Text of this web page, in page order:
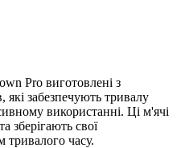
Pro виготовлені з
які забезпечують тривалу
використанні. Ці м'ячі
зберігають свої
тривалого часу.